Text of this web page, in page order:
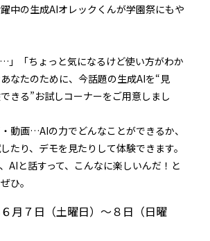
中の生成AIオレックくんが学園祭にもや
…」「ちょっと気になるけど使い方がわか
なたのために、今話題の生成AIを“見
きる”お試しコーナーをご用意しまし
動画…AIの力でどんなことができるか、
たり、デモを見たりして体験できます。
AIと話すって、こんなに楽しいんだ！と
ひ。
月７日（土曜日）～８日（日曜